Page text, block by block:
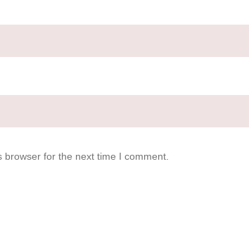
for the next time I comment.